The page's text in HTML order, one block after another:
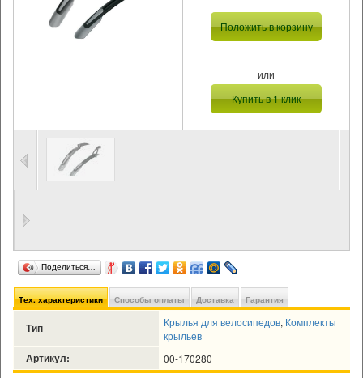
Положить в корзину
или
Купить в 1 клик
Поделиться…
Тех. характеристики Способы оплаты Доставка Гарантия
Тип Крылья для велосипедов, Комплекты
крыльев
Артикул: 00-170280